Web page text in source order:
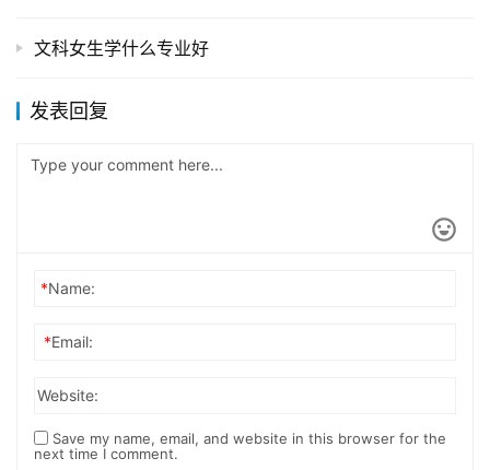
文科女生学什么专业好
发表回复
*Name:
*Email:
Website:
Save my name, email, and website in this browser for the
next time I comment.